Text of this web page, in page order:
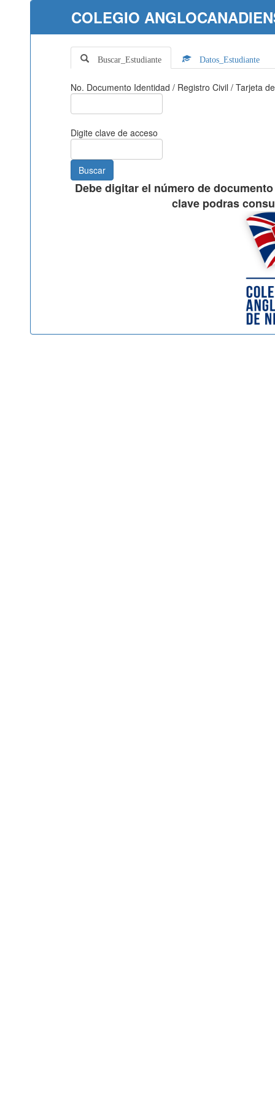
COLEGIO
Buscar_Estudiante Datos_Estudiante
No. Documento Identidad / Registro Civil / Tarjeta
Digite clave de acceso
Debe digitar el número de
clave podras